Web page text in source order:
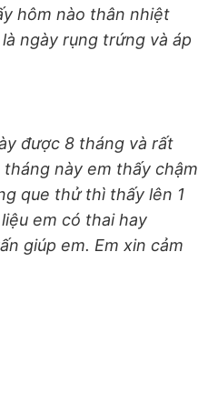
hôm nào thân nhiệt
ngày rụng trứng và áp
được 8 tháng và rất
này em thấy chậm
que thử thì thấy lên 1
em có thai hay
giúp em. Em xin cảm